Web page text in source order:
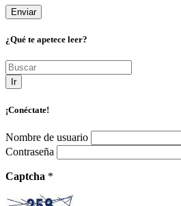
¿Qué te apetece leer?
Ir
¡Conéctate!
Nombre de usuario
Contraseña
Captcha *